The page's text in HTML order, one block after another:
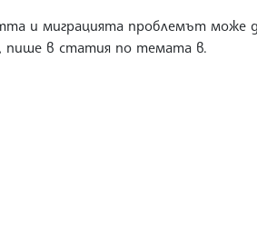
и миграцията проблемът може
пише в статия по темата в.